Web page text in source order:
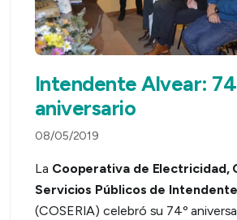
Intendente Alvear:
aniversario
08/05/2019
La Cooperativa de Electricidad,
Servicios Públicos de
(COSERIA) celebró su 74º